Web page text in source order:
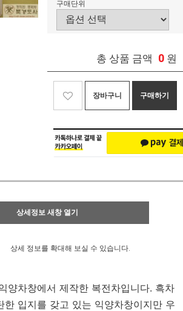
구매단위
총 상품 금액 0 원
장바구니 구매하기
상세정보 새창 열기
상세 정보를 확대해 보실 수 있습니다.
양차창에서 제작한 복전차입니다. 흑차
한 입지를 갖고 있는 익양차창이지만 우